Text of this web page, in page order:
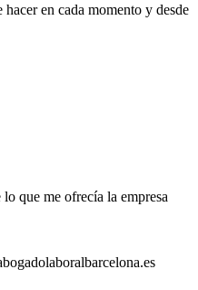
en cada momento y desde
que me ofrecía la empresa